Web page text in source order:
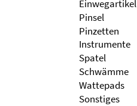
Einwegartikel
Pinsel
Pinzetten
Instrumente
Spatel
Schwämme
Wattepads
Sonstiges